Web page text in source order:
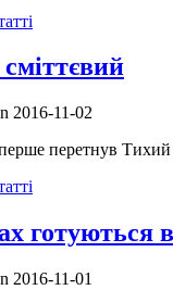
2016-11-02
перетнув Тихий
готуються
2016-11-01